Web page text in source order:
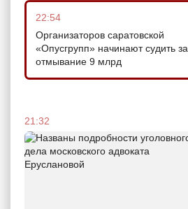
22:54
Организаторов саратовской
«Опусгрупп» начинают судить за
отмывание 9 млрд
21:32